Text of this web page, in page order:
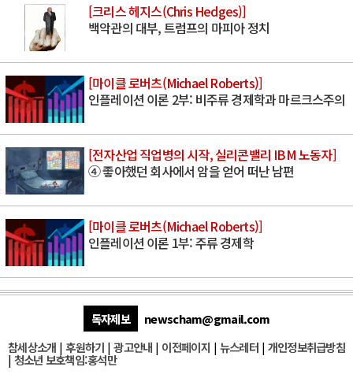
[크리스 헤지스(Chris Hedges)]
백악관의 대부, 트럼프의 마피아 정치
[마이클 로버츠(Michael Roberts)]
인플레이션 이론 2부: 비주류 경제학과 마르크스주의
[전자산업 직업병의 시작, 실리콘밸리 IBM 노동자]
④ 좋아했던 회사에서 암을 얻어 떠난 남편
[마이클 로버츠(Michael Roberts)]
인플레이션 이론 1부: 주류 경제학
독자제보
newscham@gmail.com
참세상소개 | 후원하기 |광고안내 | 이전페이지 | 뉴스레터| 개인정보취급방침
| 청소년 보호책임:홍석만